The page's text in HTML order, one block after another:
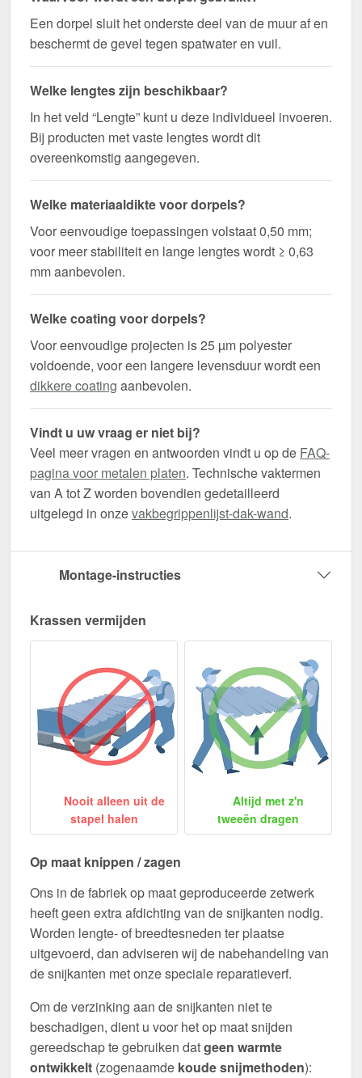
Bestel nu Dorpel | 5 x 2,5 x 2 cm | 100° bestellen –
Op maat gemaakt voor uw project & snel
Duurzaam, weerbestendig, op maat gemaakt - bestel
nu en profiteer van een snelle levering!
Wegens maatwerk / customisatie van herroepingsrecht uitgezonderd
Een dorpel sluit het onderste deel van de muur af en
beschermt de gevel tegen spatwater en vuil.
Welke lengtes zijn beschikbaar?
In het veld “Lengte” kunt u deze individueel invoeren.
Bij producten met vaste lengtes wordt dit
overeenkomstig aangegeven.
Welke materiaaldikte voor dorpels?
Voor eenvoudige toepassingen volstaat 0,50 mm;
voor meer stabiliteit en lange lengtes wordt ≥ 0,63
mm aanbevolen.
Welke coating voor dorpels?
Voor eenvoudige projecten is 25 µm polyester
voldoende, voor een langere levensduur wordt een
dikkere coating aanbevolen.
Vindt u uw vraag er niet bij?
Veel meer vragen en antwoorden vindt u op de FAQ-
pagina voor metalen platen. Technische vaktermen
van A tot Z worden bovendien gedetailleerd
uitgelegd in onzevakbegrippenlijst-dak-wand.
Montage-instructies
Krassen vermijden
Nooit alleen uit de
stapel halen
Altijd met z'n
tweeën dragen
Op maat knippen / zagen
Ons in de fabriek op maat geproduceerde zetwerk
heeft geen extra afdichting van de snijkanten nodig.
Worden lengte- of breedtesneden ter plaatse
uitgevoerd, dan adviseren wij de nabehandeling van
de snijkanten met onze speciale reparatieverf.
Om de verzinking aan de snijkanten niet te
beschadigen, dient u voor het op maat snijden
gereedschap te gebruiken datgeen warmte
ontwikkelt (zogenaamde koude snijmethoden):